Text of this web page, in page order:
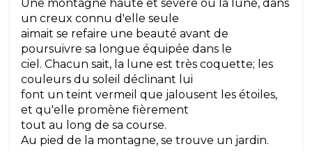
Une montagne haute et sévère où la lune, dans
un creux connu d'elle seule
aimait se refaire une beauté avant de
poursuivre sa longue équipée dans le
ciel. Chacun sait, la lune est très coquette; les
couleurs du soleil déclinant lui
font un teint vermeil que jalousent les étoiles,
et qu'elle promène fièrement
tout au long de sa course.
Au pied de la montagne, se trouve un jardin.